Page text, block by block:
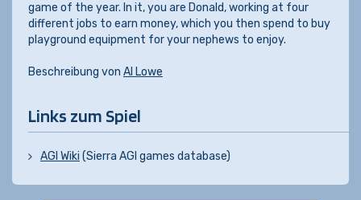
game of the year. In it, you are Donald, working at four
different jobs to earn money, which you then spend to buy
playground equipment for your nephews to enjoy.
Beschreibung von Al Lowe
Links zum Spiel
AGI Wiki (Sierra AGI games database)